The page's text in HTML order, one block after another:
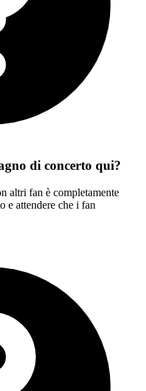
di concerto qui?
altri fan è completamente
e attendere che i fan